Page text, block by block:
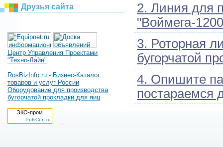
Друзья сайта
Центр Управления Проектами
"Техно-Лайн"
RosBizInfo.ru - Бизнес-Каталог
товаров и услуг России
Оборудование для производства
бугорчатой прокладки для яиц
ЭКО-пром
PulsCen.ru
2. Линия для
"Воймега-
3. Роторная
бугорчатой
4. Опишите
постараемся